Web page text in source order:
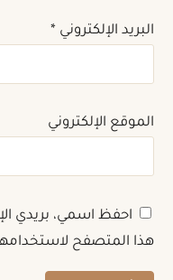
البريد الإلكتروني*
الموقع الإلكتروني
احفظ اسمي، بريدي
هذا المتصفح